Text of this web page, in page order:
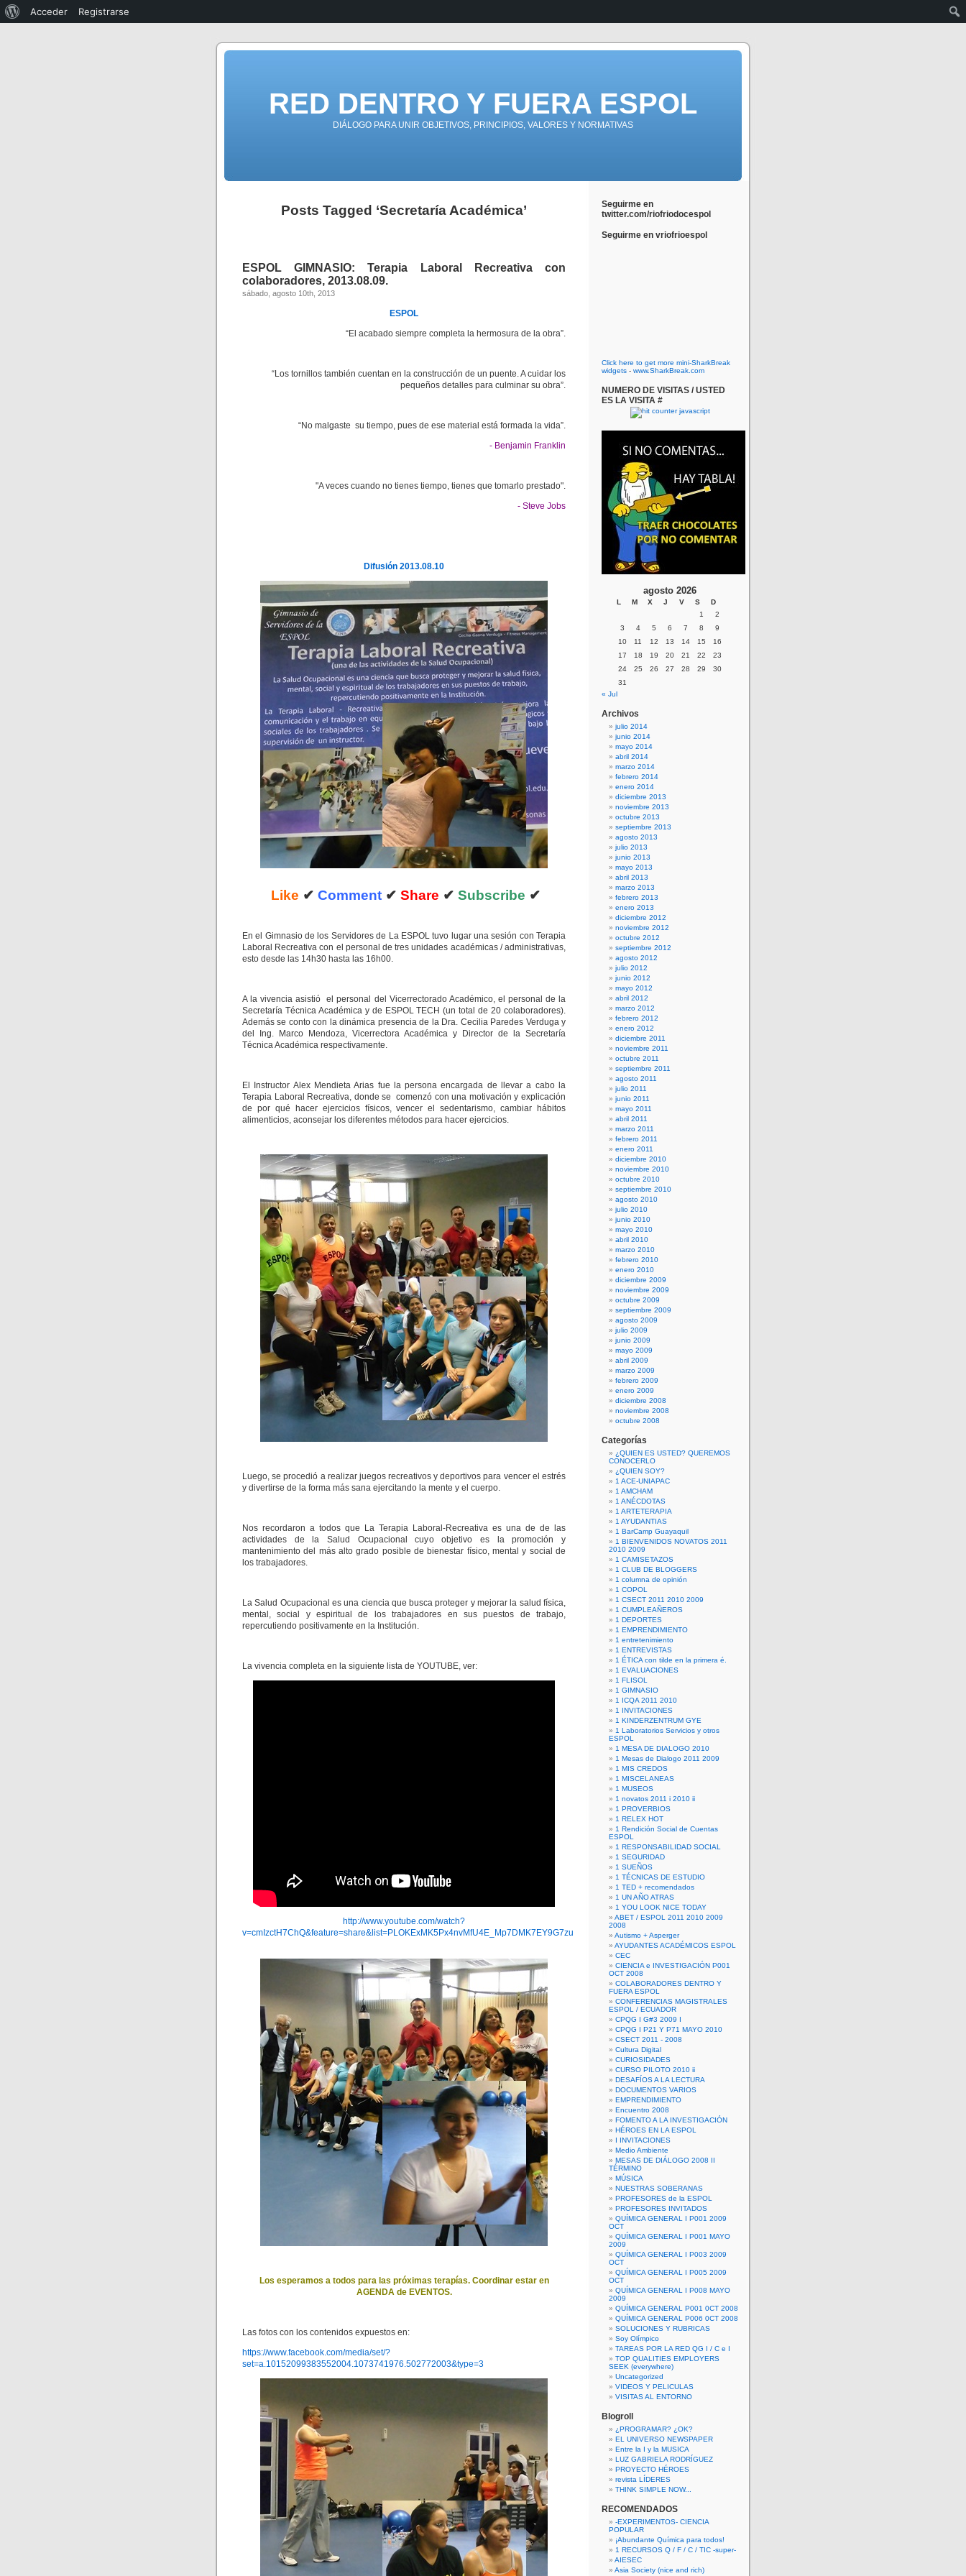
RED DENTRO Y FUERA ESPOL
DIÁLOGO PARA UNIR OBJETIVOS, PRINCIPIOS, VALORES Y NORMATIVAS
Posts Tagged ‘Secretaría Académica’
ESPOL GIMNASIO: Terapia Laboral Recreativa con
colaboradores, 2013.08.09.
sábado, agosto 10th, 2013
ESPOL
“El acabado siempre completa la hermosura de la obra”.
“Los tornillos también cuentan en la construcción de un puente. A cuidar los
pequeños detalles para culminar su obra”.
“No malgaste su tiempo, pues de ese material está formada la vida”.
- Benjamin Franklin
"A veces cuando no tienes tiempo, tienes que tomarlo prestado".
- Steve Jobs
Difusión 2013.08.10
Like ✔ Comment ✔ Share ✔ Subscribe ✔
En el Gimnasio de los Servidores de La ESPOL tuvo lugar una sesión con Terapia
Laboral Recreativa con el personal de tres unidades académicas / administrativas,
esto desde las 14h30 hasta las 16h00.
A la vivencia asistió el personal del Vicerrectorado Académico, el personal de la
Secretaría Técnica Académica y de ESPOL TECH (un total de 20 colaboradores).
Además se conto con la dinámica presencia de la Dra. Cecilia Paredes Verduga y
del Ing. Marco Mendoza, Vicerrectora Académica y Director de la Secretaría
Técnica Académica respectivamente.
El Instructor Alex Mendieta Arias fue la persona encargada de llevar a cabo la
Terapia Laboral Recreativa, donde se comenzó con una motivación y explicación
de por qué hacer ejercicios físicos, vencer el sedentarismo, cambiar hábitos
alimenticios, aconsejar los diferentes métodos para hacer ejercicios.
Luego, se procedió a realizar juegos recreativos y deportivos para vencer el estrés
y divertirse de la forma más sana ejercitando la mente y el cuerpo.
Nos recordaron a todos que La Terapia Laboral-Recreativa es una de de las
actividades de la Salud Ocupacional cuyo objetivo es la promoción y
mantenimiento del más alto grado posible de bienestar físico, mental y social de
los trabajadores.
La Salud Ocupacional es una ciencia que busca proteger y mejorar la salud física,
mental, social y espiritual de los trabajadores en sus puestos de trabajo,
repercutiendo positivamente en la Institución.
La vivencia completa en la siguiente lista de YOUTUBE, ver:
http://www.youtube.com/watch?
v=cmIzctH7ChQ&feature=share&list=PLOKExMK5Px4nvMfU4E_Mp7DMK7EY9G7zu
Los esperamos a todos para las próximas terapías. Coordinar estar en
AGENDA de EVENTOS.
Las fotos con los contenidos expuestos en:
https://www.facebook.com/media/set/?
set=a.10152099383552004.1073741976.502772003&type=3
Seguirme en
twitter.com/riofriodocespol
Seguirme en vriofrioespol
Click here to get more mini-SharkBreak
widgets - www.SharkBreak.com
NUMERO DE VISITAS / USTED
ES LA VISITA #
agosto 2026
L M X J V S
D
1
2
3
4 5 6 7 8
9
10
11 12 13 14 15
16
17
18 19 20 21 22
23
24
25 26 27 28 29
30
31
« Jul
Archivos
julio 2014
junio 2014
mayo 2014
abril 2014
marzo 2014
febrero 2014
enero 2014
diciembre 2013
noviembre 2013
octubre 2013
septiembre 2013
agosto 2013
julio 2013
junio 2013
mayo 2013
abril 2013
marzo 2013
febrero 2013
enero 2013
diciembre 2012
noviembre 2012
octubre 2012
septiembre 2012
agosto 2012
julio 2012
junio 2012
mayo 2012
abril 2012
marzo 2012
febrero 2012
enero 2012
diciembre 2011
noviembre 2011
octubre 2011
septiembre 2011
agosto 2011
julio 2011
junio 2011
mayo 2011
abril 2011
marzo 2011
febrero 2011
enero 2011
diciembre 2010
noviembre 2010
octubre 2010
septiembre 2010
agosto 2010
julio 2010
junio 2010
mayo 2010
abril 2010
marzo 2010
febrero 2010
enero 2010
diciembre 2009
noviembre 2009
octubre 2009
septiembre 2009
agosto 2009
julio 2009
junio 2009
mayo 2009
abril 2009
marzo 2009
febrero 2009
enero 2009
diciembre 2008
noviembre 2008
octubre 2008
Categorías
¿QUIEN ES USTED? QUEREMOS
CONOCERLO
¿QUIEN SOY?
1 ACE-UNIAPAC
1 AMCHAM
1 ANÉCDOTAS
1 ARTETERAPIA
1 AYUDANTIAS
1 BarCamp Guayaquil
1 BIENVENIDOS NOVATOS 2011
2010 2009
1 CAMISETAZOS
1 CLUB DE BLOGGERS
1 columna de opinión
1 COPOL
1 CSECT 2011 2010 2009
1 CUMPLEAÑEROS
1 DEPORTES
1 EMPRENDIMIENTO
1 entretenimiento
1 ENTREVISTAS
1 ÉTICA con tilde en la primera é.
1 EVALUACIONES
1 FLISOL
1 GIMNASIO
1 ICQA 2011 2010
1 INVITACIONES
1 KINDERZENTRUM GYE
1 Laboratorios Servicios y otros
ESPOL
1 MESA DE DIALOGO 2010
1 Mesas de Dialogo 2011 2009
1 MIS CREDOS
1 MISCELANEAS
1 MUSEOS
1 novatos 2011 i 2010 ii
1 PROVERBIOS
1 RELEX HOT
1 Rendición Social de Cuentas
ESPOL
1 RESPONSABILIDAD SOCIAL
1 SEGURIDAD
1 SUEÑOS
1 TÉCNICAS DE ESTUDIO
1 TED + recomendados
1 UN AÑO ATRAS
1 YOU LOOK NICE TODAY
ABET / ESPOL 2011 2010 2009
2008
Autismo + Asperger
AYUDANTES ACADÉMICOS ESPOL
CEC
CIENCIA e INVESTIGACIÓN P001
OCT 2008
COLABORADORES DENTRO Y
FUERA ESPOL
CONFERENCIAS MAGISTRALES
ESPOL / ECUADOR
CPQG I G#3 2009 I
CPQG I P21 Y P71 MAYO 2010
CSECT 2011 - 2008
Cultura Digital
CURIOSIDADES
CURSO PILOTO 2010 ii
DESAFÍOS A LA LECTURA
DOCUMENTOS VARIOS
EMPRENDIMIENTO
Encuentro 2008
FOMENTO A LA INVESTIGACIÓN
HÉROES EN LA ESPOL
I INVITACIONES
Medio Ambiente
MESAS DE DIÁLOGO 2008 II
TÉRMINO
MÚSICA
NUESTRAS SOBERANAS
PROFESORES de la ESPOL
PROFESORES INVITADOS
QUÍMICA GENERAL I P001 2009
OCT
QUÍMICA GENERAL I P001 MAYO
2009
QUÍMICA GENERAL I P003 2009
OCT
QUÍMICA GENERAL I P005 2009
OCT
QUÍMICA GENERAL I P008 MAYO
2009
QUÍMICA GENERAL P001 0CT 2008
QUÍMICA GENERAL P006 0CT 2008
SOLUCIONES Y RUBRICAS
Soy Olímpico
TAREAS POR LA RED QG I / C e I
TOP QUALITIES EMPLOYERS
SEEK (everywhere)
Uncategorized
VIDEOS Y PELICULAS
VISITAS AL ENTORNO
Blogroll
¿PROGRAMAR? ¿OK?
EL UNIVERSO NEWSPAPER
Entre la I y la MUSICA
LUZ GABRIELA RODRÍGUEZ
PROYECTO HÉROES
revista LÍDERES
THINK SIMPLE NOW...
RECOMENDADOS
-EXPERIMENTOS- CIENCIA
POPULAR
¡Abundante Química para todos!
1 RECURSOS Q / F / C / TIC -super-
AIESEC
Asia Society (nice and rich)
Acceder Registrarse